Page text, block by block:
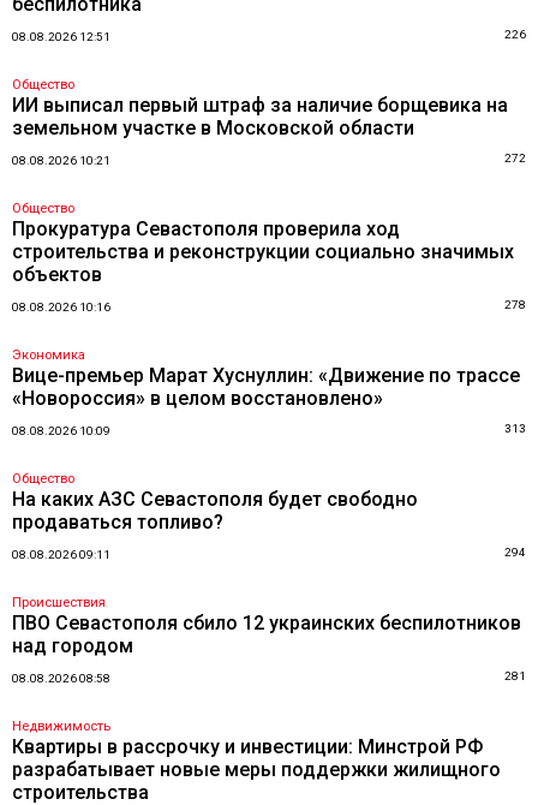
08.08.2026 12:51 226
Общество
ИИ выписал первый штраф за наличие борщевика на
земельном участке в Московской области
08.08.2026 10:21 272
Общество
Прокуратура Севастополя проверила ход
строительства и реконструкции социально значимых
объектов
08.08.2026 10:16 278
Экономика
Вице-премьер Марат Хуснуллин: «Движение по трассе
«Новороссия» в целом восстановлено»
08.08.2026 10:09 313
Общество
На каких АЗС Севастополя будет свободно
продаваться топливо?
08.08.2026 09:11 294
Происшествия
ПВО Севастополя сбило 12 украинских беспилотников
над городом
08.08.2026 08:58 281
Недвижимость
Квартиры в рассрочку и инвестиции: Минстрой РФ
разрабатывает новые меры поддержки жилищного
строительства